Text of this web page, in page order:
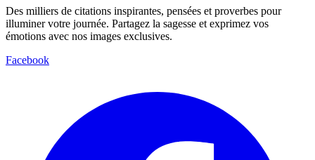
Des milliers de citations inspirantes, pensées et proverbes pour
illuminer votre journée. Partagez la sagesse et exprimez vos
émotions avec nos images exclusives.
Facebook